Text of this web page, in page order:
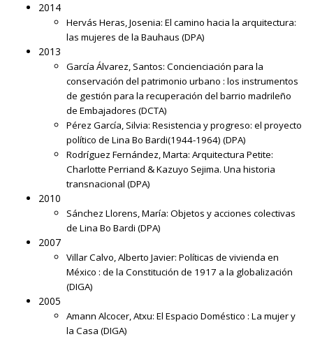
2014
Hervás Heras, Josenia: El camino hacia la arquitectura:
las mujeres de la Bauhaus (DPA)
2013
García Álvarez, Santos: Concienciación para la
conservación del patrimonio urbano : los instrumentos
de gestión para la recuperación del barrio madrileño
de Embajadores (DCTA)
Pérez García, Silvia: Resistencia y progreso: el proyecto
político de Lina Bo Bardi(1944-1964) (DPA)
Rodríguez Fernández, Marta: Arquitectura Petite:
Charlotte Perriand & Kazuyo Sejima. Una historia
transnacional (DPA)
2010
Sánchez Llorens, María: Objetos y acciones colectivas
de Lina Bo Bardi (DPA)
2007
Villar Calvo, Alberto Javier: Políticas de vivienda en
México : de la Constitución de 1917 a la globalización
(DIGA)
2005
Amann Alcocer, Atxu: El Espacio Doméstico : La mujer y
la Casa (DIGA)